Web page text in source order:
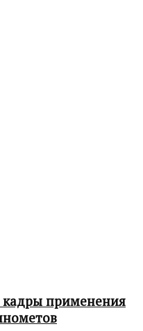
применения